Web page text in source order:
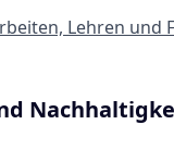
Lehren und